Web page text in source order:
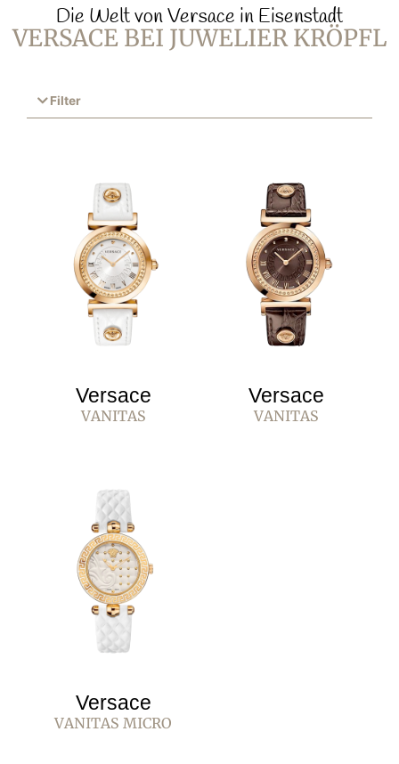
Die Welt von Versace in Eisenstadt
VERSACE BEI JUWELIER KRÖPFL
Filter
Versace
VANITAS
Versace
VANITAS
Versace
VANITAS MICRO